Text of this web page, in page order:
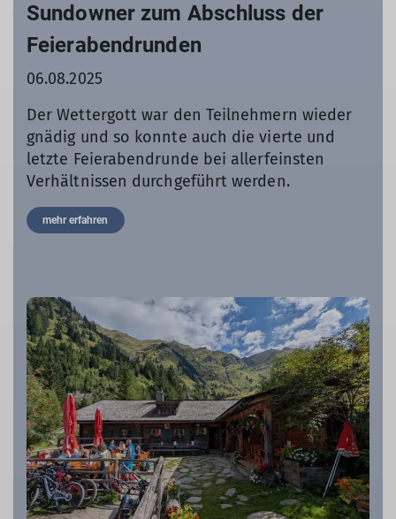
Sundowner zum Abschluss der
Feierabendrunden
06.08.2025
Der Wettergott war den Teilnehmern wieder
gnädig und so konnte auch die vierte und
letzte Feierabendrunde bei allerfeinsten
Verhältnissen durchgeführt werden.
mehr erfahren